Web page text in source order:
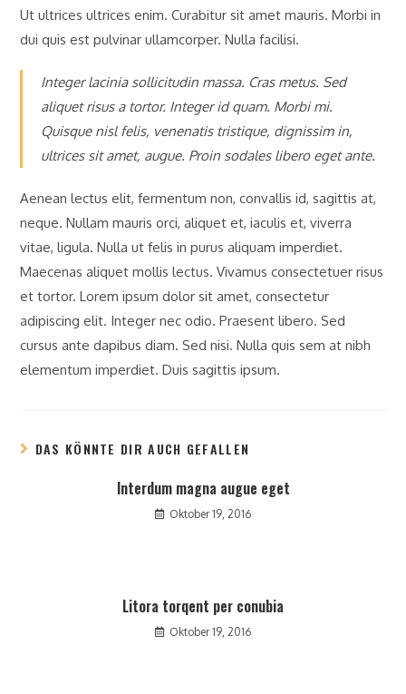
Ut ultrices ultrices enim. Curabitur sit amet mauris. Morbi in
dui quis est pulvinar ullamcorper. Nulla facilisi.
Integer lacinia sollicitudin massa. Cras metus. Sed
aliquet risus a tortor. Integer id quam. Morbi mi.
Quisque nisl felis, venenatis tristique, dignissim in,
ultrices sit amet, augue. Proin sodales libero eget ante.
Aenean lectus elit, fermentum non, convallis id, sagittis at,
neque. Nullam mauris orci, aliquet et, iaculis et, viverra
vitae, ligula. Nulla ut felis in purus aliquam imperdiet.
Maecenas aliquet mollis lectus. Vivamus consectetuer risus
et tortor. Lorem ipsum dolor sit amet, consectetur
adipiscing elit. Integer nec odio. Praesent libero. Sed
cursus ante dapibus diam. Sed nisi. Nulla quis sem at nibh
elementum imperdiet. Duis sagittis ipsum.
DAS KÖNNTE DIR AUCH GEFALLEN
Interdum magna augue eget
Oktober 19, 2016
Litora torqent per conubia
Oktober 19, 2016